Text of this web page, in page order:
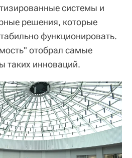
системы и
решения, которые
функционировать.
отобрал самые
таких инноваций.